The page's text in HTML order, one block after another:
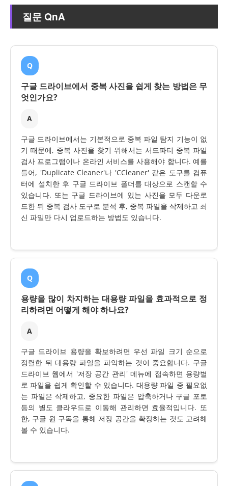
질문 QnA
Q
구글 드라이브에서 중복 사진을 쉽게 찾는 방법은 무
엇인가요?
A
구글 드라이브에서는 기본적으로 중복 파일 탐지 기능이 없
기 때문에, 중복 사진을 찾기 위해서는 서드파티 중복 파일
검사 프로그램이나 온라인 서비스를 사용해야 합니다. 예를
들어, 'Duplicate Cleaner'나 'CCleaner' 같은 도구를 컴퓨
터에 설치한 후 구글 드라이브 폴더를 대상으로 스캔할 수
있습니다. 또는 구글 드라이브에 있는 사진을 모두 다운로
드한 뒤 중복 검사 도구로 분석 후, 중복 파일을 삭제하고 최
신 파일만 다시 업로드하는 방법도 있습니다.
Q
용량을 많이 차지하는 대용량 파일을 효과적으로 정
리하려면 어떻게 해야 하나요?
A
구글 드라이브 용량을 확보하려면 우선 파일 크기 순으로
정렬한 뒤 대용량 파일을 파악하는 것이 중요합니다. 구글
드라이브 웹에서 '저장 공간 관리' 메뉴에 접속하면 용량별
로 파일을 쉽게 확인할 수 있습니다. 대용량 파일 중 필요없
는 파일은 삭제하고, 중요한 파일은 압축하거나 구글 포토
등의 별도 클라우드로 이동해 관리하면 효율적입니다. 또
한, 구글 원 구독을 통해 저장 공간을 확장하는 것도 고려해
볼 수 있습니다.